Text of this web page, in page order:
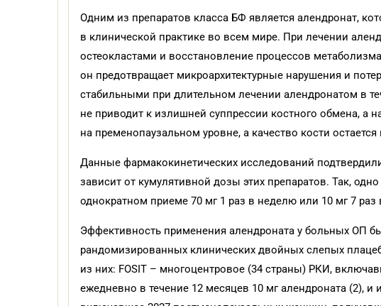
Одним из препаратов класса БФ является алендронат,
в клинической практике во всем мире. При лечении
остеокластами и восстановление процессов
он предотвращает микроархитектурные нарушения и
стабильными при длительном лечении алендронатом в
не приводит к излишней суппрессии костного обмена, а
на пременопаузальном уровне, а качество кости
Данные фармакокинетических исследований
зависит от кумулятивной дозы этих препаратов. Так,
однократном приеме 70 мг 1 раз в неделю или 10 мг 7 раз
Эффективность применения алендроната у больных ОП
рандомизированных клинических двойных слепых
из них: FOSIT – многоцентровое (34 страны) РКИ,
ежедневно в течение 12 месяцев 10 мг алендроната (2),